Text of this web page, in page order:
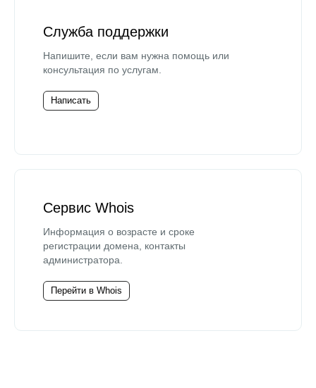
Служба поддержки
Напишите, если вам нужна помощь или
консультация по услугам.
Написать
Сервис Whois
Информация о возрасте и сроке
регистрации домена, контакты
администратора.
Перейти в Whois